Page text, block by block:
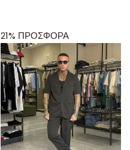
21% ΠΡΟΣΦΟΡΑ